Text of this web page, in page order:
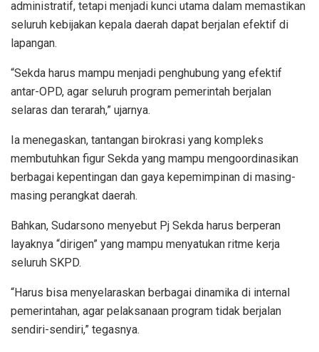
administratif, tetapi menjadi kunci utama dalam memastikan
seluruh kebijakan kepala daerah dapat berjalan efektif di
lapangan.
“Sekda harus mampu menjadi penghubung yang efektif
antar-OPD, agar seluruh program pemerintah berjalan
selaras dan terarah,” ujarnya.
Ia menegaskan, tantangan birokrasi yang kompleks
membutuhkan figur Sekda yang mampu mengoordinasikan
berbagai kepentingan dan gaya kepemimpinan di masing-
masing perangkat daerah.
Bahkan, Sudarsono menyebut Pj Sekda harus berperan
layaknya “dirigen” yang mampu menyatukan ritme kerja
seluruh SKPD.
“Harus bisa menyelaraskan berbagai dinamika di internal
pemerintahan, agar pelaksanaan program tidak berjalan
sendiri-sendiri,” tegasnya.